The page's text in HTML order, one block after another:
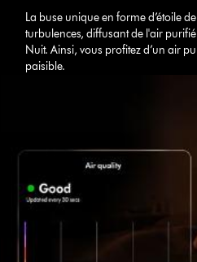
La buse unique en forme d’étoile
turbulences, diffusant de l'air
Nuit. Ainsi, vous profitez d’un air
paisible.